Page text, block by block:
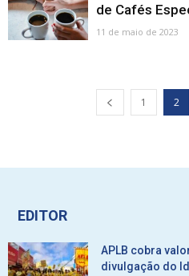
de Cafés
11 de maio de 2023
1 2
EDITOR
APLB cobra
divulgação do